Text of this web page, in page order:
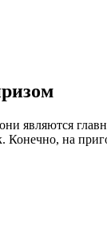
являются
Конечно, на